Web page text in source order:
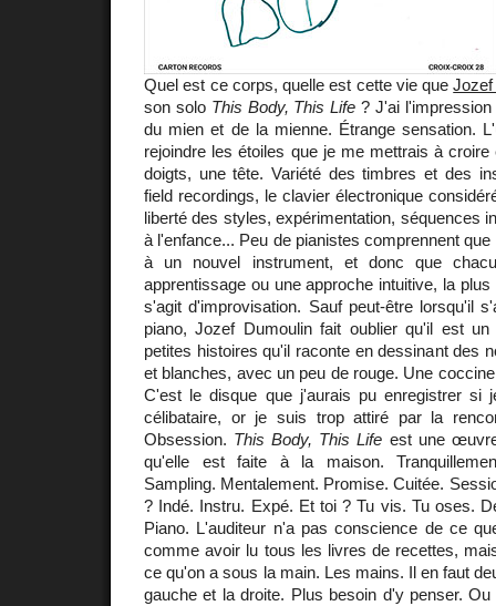
Quel est ce corps, quelle est cette vie queJozef
son solo This Body, This Life ? J'ai
du mien et de la mienne. Étrange sensation.
rejoindre les étoiles que je me mettrais à
doigts, une tête. Variété des timbres et des
field recordings, le clavier électronique
liberté des styles, expérimentation, séquences
à l'enfance... Peu de pianistes comprennent
à un nouvel instrument, et donc que
apprentissage ou une approche intuitive, la
s'agit d'improvisation. Sauf peut-être lorsqu'il
piano, Jozef Dumoulin fait oublier qu'il est
petites histoires qu'il raconte en dessinant des
et blanches, avec un peu de rouge. Une
C'est le disque que j'aurais pu enregistrer si
célibataire, or je suis trop attiré par la
Obsession. This Body, This Life est une
qu'elle est faite à la maison.
Sampling. Mentalement. Promise. Cuitée.
? Indé. Instru. Expé. Et toi ? Tu vis. Tu oses.
Piano. L'auditeur n'a pas conscience de ce
comme avoir lu tous les livres de recettes,
ce qu'on a sous la main. Les mains. Il en faut
gauche et la droite. Plus besoin d'y penser.